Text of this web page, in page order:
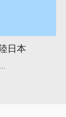
日本
...